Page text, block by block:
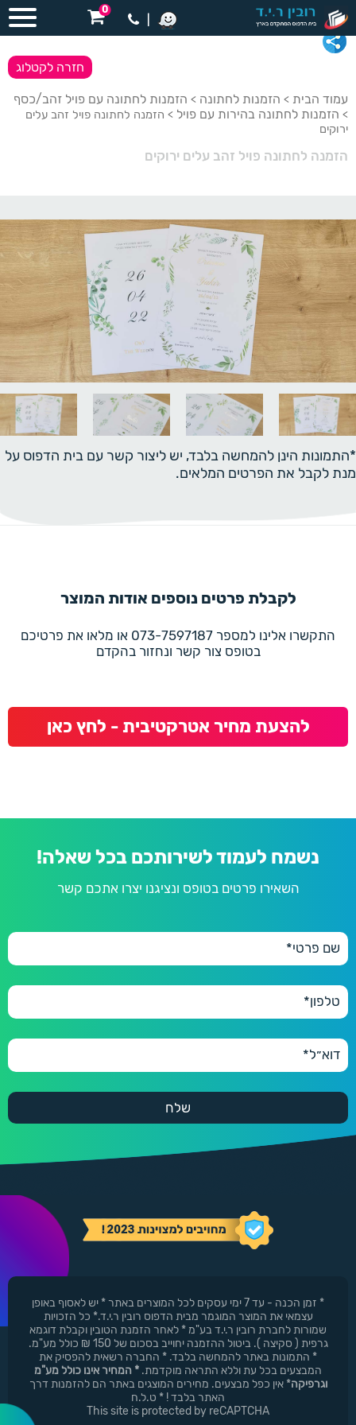
0
עמוד הבית > הזמנות לחתונה > הזמנות לחתונה עם פויל זהב/כסף
> הזמנות לחתונה בהירות עם פויל > הזמנה לחתונה פויל זהב עלים
ירוקים
הזמנה לחתונה פויל זהב עלים ירוקים
חזרה לקטלוג
*התמונות הינן להמחשה בלבד, יש ליצור קשר עם בית הדפוס על
מנת לקבל את הפרטים המלאים.
לקבלת פרטים נוספים אודות המוצר
התקשרו אלינו למספר 073-7597187 או מלאו את פרטיכם
בטופס צור קשר ונחזור בהקדם
להצעת מחיר אטרקטיבית - לחץ כאן
נשמח לעמוד לשירותכם בכל שאלה!
השאירו פרטים בטופס ונציגנו יצרו אתכם קשר
* זמן הכנה - עד 7 ימי עסקים לכל המוצרים באתר * יש לאסוף באופן
עצמאי את המוצר המוגמר מבית הדפוס רובין ר.י.ד.* כל הזכויות
שמורות לחברת רובין ר.י.ד בע"מ * לאחר הזמנת הטובין וקבלת דוגמא
גרפית ( סקיצה ). ביטול ההזמנה יחוייב בסכום של 150 ₪ כולל מע"מ.
* התמונות באתר להמחשה בלבד. * החברה רשאית להפסיק את
המבצעים בכל עת וללא התראה מוקדמת. * המחיר אינו כולל מע"מ
וגרפיקה* אין כפל מבצעים. מחירים המוצגים באתר הם להזמנות דרך
האתר בלבד ! * ט.ל.ח
This site is protected by reCAPTCHA